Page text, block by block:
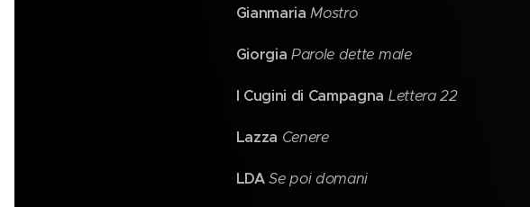
Gianmaria Mostro
Giorgia Parole dette male
I Cugini di Campagna Lettera 22
Lazza Cenere
LDA Se poi domani